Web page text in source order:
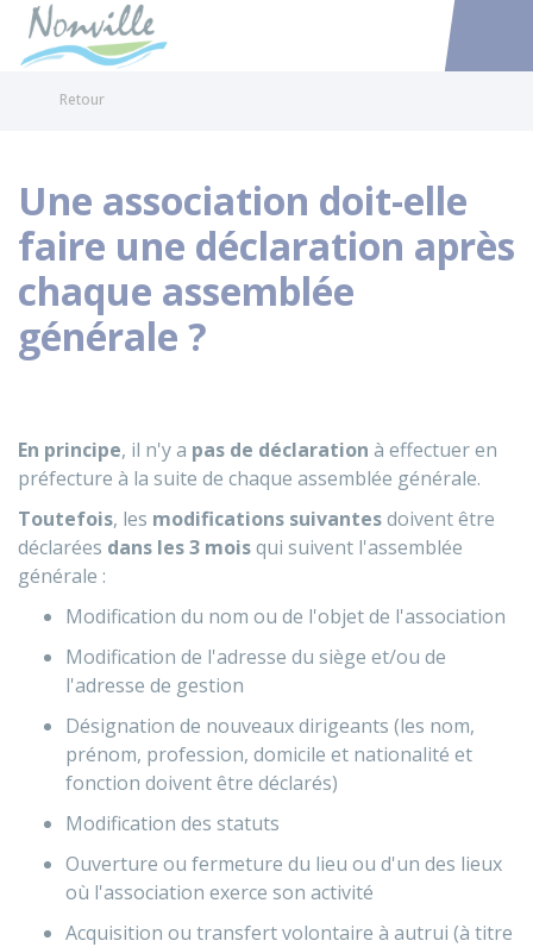
Accéder
Retour
Une association doit-elle
faire une déclaration après
chaque assemblée
générale ?
En principe, il n'y a pas de déclaration à effectuer en
préfecture à la suite de chaque assemblée générale.
Toutefois, les modifications suivantesdoivent être
déclarées dans les 3 moisqui suivent l'assemblée
générale :
Modification du nom ou de l'objet de l'association
Modification de l'adresse du siège et/ou de
l'adresse de gestion
Désignation de nouveaux dirigeants (les nom,
prénom, profession, domicile et nationalité et
fonction doivent être déclarés)
Modification des statuts
Ouverture ou fermeture du lieu ou d'un des lieux
où l'association exerce son activité
Acquisition ou transfert volontaire à autrui (à titre